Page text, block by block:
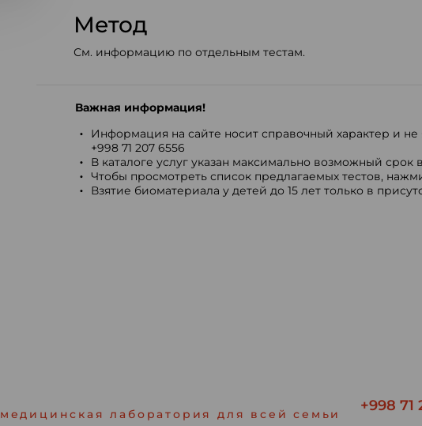
Метод
См. информацию по отдельным тестам.
Важная информация!
Информация на сайте носит справочный характер и не
+998 71 207 6556
В каталоге услуг указан максимально возможный срок
Чтобы просмотреть список предлагаемых тестов,
Взятие биоматериала у детей до 15 лет только в
медицинская лаборатория для всей семьи +998 71